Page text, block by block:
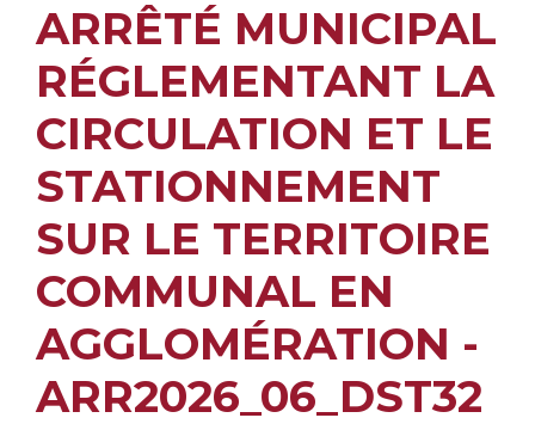
ARRÊTÉ MUNICIPAL
RÉGLEMENTANT LA
CIRCULATION ET LE
STATIONNEMENT
SUR LE TERRITOIRE
COMMUNAL EN
AGGLOMÉRATION -
ARR2026_06_DST32